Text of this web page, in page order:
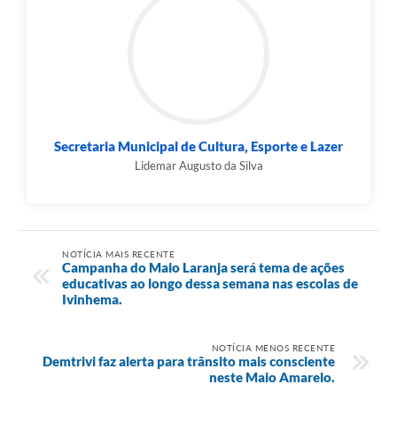
Secretaria Municipal de Cultura, Esporte e Lazer
Lidemar Augusto da Silva
NOTÍCIA MAIS RECENTE
Campanha do Maio Laranja será tema de ações
educativas ao longo dessa semana nas escolas de
Ivinhema.
NOTÍCIA MENOS RECENTE
Demtrivi faz alerta para trânsito mais consciente
neste Maio Amarelo.